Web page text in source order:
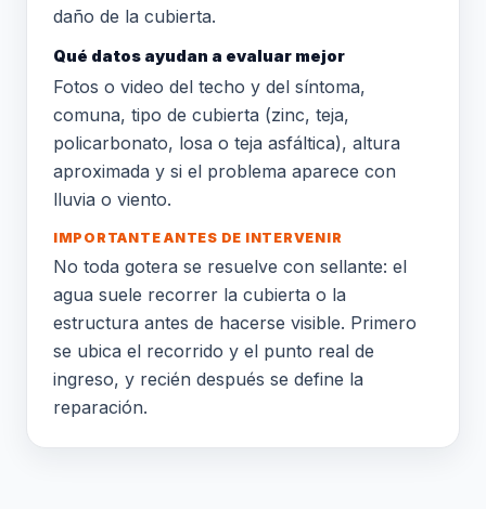
daño de la cubierta.
Qué datos ayudan a evaluar mejor
Fotos o video del techo y del síntoma,
comuna, tipo de cubierta (zinc, teja,
policarbonato, losa o teja asfáltica), altura
aproximada y si el problema aparece con
lluvia o viento.
IMPORTANTE ANTES DE INTERVENIR
No toda gotera se resuelve con sellante: el
agua suele recorrer la cubierta o la
estructura antes de hacerse visible. Primero
se ubica el recorrido y el punto real de
ingreso, y recién después se define la
reparación.